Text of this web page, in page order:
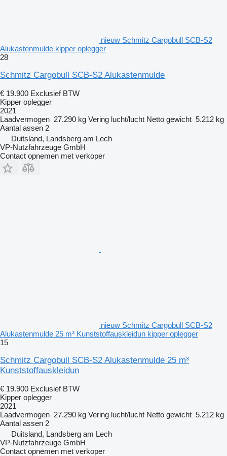
nieuw Schmitz Cargobull SCB-S2
Alukastenmulde kipper oplegger
28
Schmitz Cargobull SCB-S2 Alukastenmulde
€ 19.900 Exclusief BTW
Kipper oplegger
2021
Laadvermogen 27.290 kg Vering lucht/lucht Netto gewicht 5.212 kg
Aantal assen 2
Duitsland, Landsberg am Lech
VP-Nutzfahrzeuge GmbH
Contact opnemen met verkoper
nieuw Schmitz Cargobull SCB-S2
Alukastenmulde 25 m³ Kunststoffauskleidun kipper oplegger
15
Schmitz Cargobull SCB-S2 Alukastenmulde 25 m³
Kunststoffauskleidun
€ 19.900 Exclusief BTW
Kipper oplegger
2021
Laadvermogen 27.290 kg Vering lucht/lucht Netto gewicht 5.212 kg
Aantal assen 2
Duitsland, Landsberg am Lech
VP-Nutzfahrzeuge GmbH
Contact opnemen met verkoper